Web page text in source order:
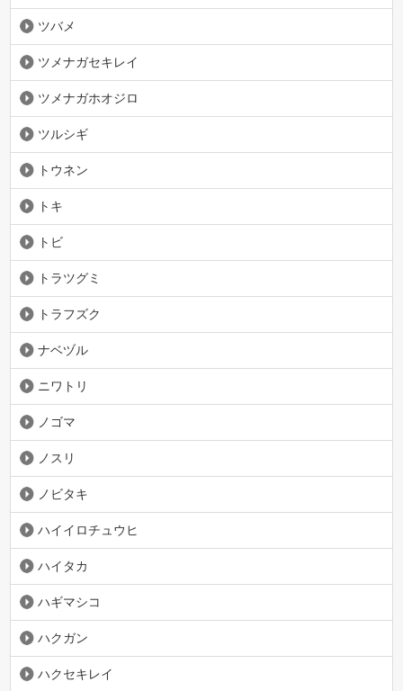
ツバメ
ツメナガセキレイ
ツメナガホオジロ
ツルシギ
トウネン
トキ
トビ
トラツグミ
トラフズク
ナベヅル
ニワトリ
ノゴマ
ノスリ
ノビタキ
ハイイロチュウヒ
ハイタカ
ハギマシコ
ハクガン
ハクセキレイ